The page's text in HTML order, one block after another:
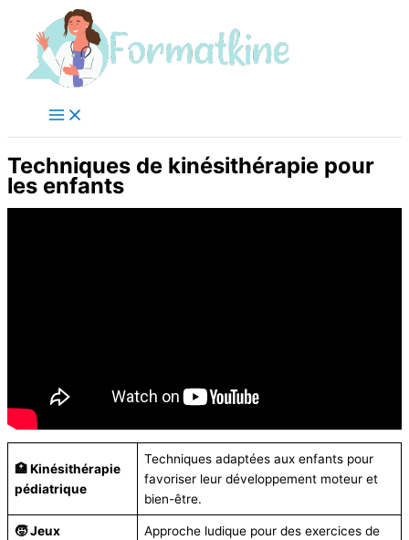
contenu
Techniques de kinésithérapie pour
les enfants
🏥 Kinésithérapie
pédiatrique
Techniques adaptées aux enfants pour
favoriser leur développement moteur et
bien-être.
🧒 Jeux
Approche ludique pour des exercices de